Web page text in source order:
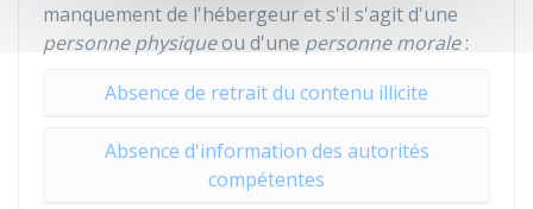
manquement de l'hébergeur et s'il s'agit d'une
personne physiqueou d'une personne morale:
Absence de retrait du contenu illicite
Absence d'information des autorités
compétentes